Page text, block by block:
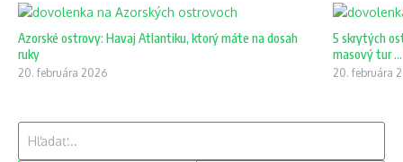
Azorské ostrovy: Havaj Atlantiku, ktorý máte na dosah
ruky
20. februára 2026
5 skrytých
masový tur ...
20. februára